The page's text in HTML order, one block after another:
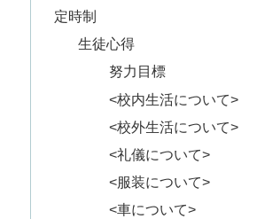
定時制
生徒心得
努力目標
<校内生活について>
<校外生活について>
<礼儀について>
<服装について>
<車について>